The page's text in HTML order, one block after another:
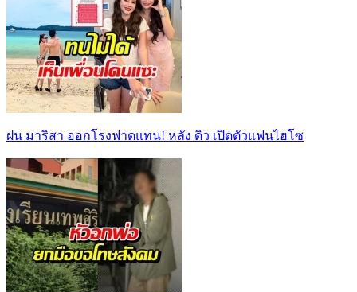
ฝน มาริสา ออกโรงฟาดแทน! หลัง ดิว เปิดตัวแฟนไฮโซ